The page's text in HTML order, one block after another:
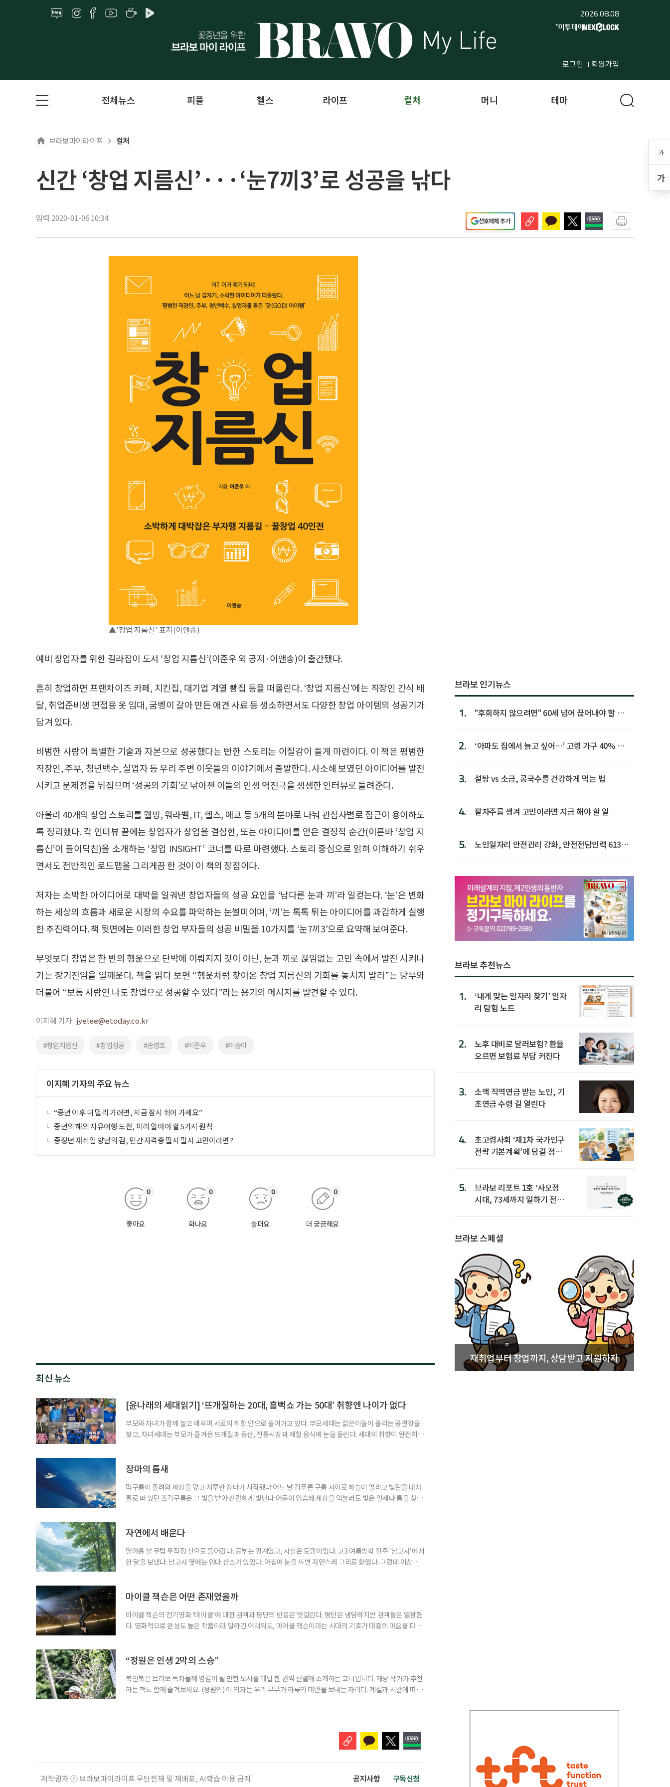
2026.08.08
로그인 회원가입
가
가
전체뉴스 피플 헬스 라이프 컬처 머니 테마
브라보마이라이프 컬처
신간 ‘창업 지름신’···‘눈7끼3’로 성공을 낚다
입력 2020-01-06 10:34 선호매체 추가
▲'창업 지름신' 표지(이앤송)
예비 창업자를 위한 길라잡이 도서 ‘창업 지름신’(이준우 외 공저·이앤송)이 출간됐다.
흔히 창업하면 프랜차이즈 카페, 치킨집, 대기업 계열 빵집 등을 떠올린다. ‘창업 지름신’에는 직장인 간식 배
달, 취업준비생 면접용 옷 임대, 굼벵이 갈아 만든 애견 사료 등 생소하면서도 다양한 창업 아이템의 성공기가
담겨 있다.
비범한 사람이 특별한 기술과 자본으로 성공했다는 빤한 스토리는 이질감이 들게 마련이다. 이 책은 평범한
직장인, 주부, 청년백수, 실업자 등 우리 주변 이웃들의 이야기에서 출발한다. 사소해 보였던 아이디어를 발전
시키고 문제점을 뒤집으며 ‘성공의 기회’로 낚아챈 이들의 인생 역전극을 생생한 인터뷰로 들려준다.
아울러 40개의 창업 스토리를 웰빙, 워라밸, IT, 헬스, 에코 등 5개의 분야로 나눠 관심사별로 접근이 용이하도
록 정리했다. 각 인터뷰 끝에는 창업자가 창업을 결심한, 또는 아이디어를 얻은 결정적 순간(이른바 ‘창업 지
름신’이 들이닥친)을 소개하는 ‘창업 INSIGHT’ 코너를 따로 마련했다. 스토리 중심으로 읽혀 이해하기 쉬우
면서도 전반적인 로드맵을 그리게끔 한 것이 이 책의 장점이다.
저자는 소박한 아이디어로 대박을 일궈낸 창업자들의 성공 요인을 ‘남다른 눈과 끼’라 일컫는다. ‘눈’은 변화
하는 세상의 흐름과 새로운 시장의 수요를 파악하는 눈썰미이며, ‘끼’는 톡톡 튀는 아이디어를 과감하게 실행
한 추진력이다. 책 뒷면에는 이러한 창업 부자들의 성공 비밀을 10가지를 ‘눈7끼3’으로 요약해 보여준다.
무엇보다 창업은 한 번의 행운으로 단박에 이뤄지지 것이 아닌, 눈과 끼로 끊임없는 고민 속에서 발전 시켜나
가는 장기전임을 일깨운다. 책을 읽다 보면 “행운처럼 찾아온 창업 지름신의 기회를 놓치지 말라”는 당부와
더불어 “보통 사람인 나도 창업으로 성공할 수 있다”라는 용기의 메시지를 발견할 수 있다.
이지혜 기자 jyelee@etoday.co.kr
#창업지름신 #창업성공 #송영조 #이준우 #이승아
이지혜 기자의 주요 뉴스
“중년 이후 더 멀리 가려면, 지금 잠시 쉬어 가세요”
중년의 해외 자유여행 도전, 미리 알아야 할 5가지 원칙
중장년 재취업 양날의 검, 민간 자격증 딸지 말지 고민이라면?
좋아요
0
화나요
0
슬퍼요
0
더 궁금해요
0
최신 뉴스
[윤나래의 세대읽기] ‘뜨개질하는 20대, 흠뻑쇼 가는 50대’ 취향엔 나이가 없다
부모와 자녀가 함께 놀고 배우며 서로의 취향 안으로 들어가고 있다. 부모세대는 젊은이들이 몰리는 공연장을
찾고, 자녀세대는 부모가 즐겨온 뜨개질과 등산, 전통시장과 제철 음식에 눈을 돌린다. 세대의 취향이 완전히
에 맞춰 뛰는 여름 축제는 오랫동안 젊은 층의 놀이터처럼 여겨졌다. 김 씨도 처음에는 “내가 가도 어색하
장마의 틈새
먹구름이 몰려와 세상을 덮고 지루한 장마가 시작됐다 어느 날 검푸른 구름 사이로 하늘이 열리고 빛길을 내자
홀로 떠 있던 조각구름은 그 빛을 받아 찬란하게 빛난다 어둠이 엄습해 세상을 억눌러도 빛은 언제나 틈을 찾아
자연에서 배운다
열아홉 살 무렵 무작정 산으로 들어갔다. 공부는 핑계였고, 사실은 도망이었다. 고3 여름방학 전주 ‘남고사’에서
한 달을 보냈다. 남고사 옆에는 엄마 산소가 있었다. 아침에 눈을 뜨면 자연스레 그리로 향했다. 그런데 이상하
람의 눈길이 없는 곳에서 비로소 나는 나를 제대로 들여다볼 수 있었다. 산에서 보낸 한 달
마이클 잭슨은 어떤 존재였을까
마이클 잭슨의 전기영화 ‘마이클’에 대한 관객과 평단의 반응은 엇갈린다. 평단은 냉담하지만 관객들은 열광한
다. 영화적으로 완성도 높은 작품이라 말하긴 어려워도, 마이클 잭슨이라는 시대의 기호가 대중의 마음을 파고
만 봐도 기대되는 작품이다. ‘보헤미안 랩소디’는 2018년 개봉 당시 무려 990만 관객을 동원했다. 싱어
“정원은 인생 2막의 스승”
북인북은 브라보 독자들께 영감이 될 만한 도서를 매달 한 권씩 선별해 소개하는 코너입니다. 해당 작가가 추천
하는 책도 함께 즐겨보세요. (정원의) 이 의자는 우리 부부가 하루의 태반을 보내는 자리다. 계절과 시간에 따라
저작권자 ⓒ 브라보마이라이프 무단전재 및 재배포, AI학습 이용 금지 공지사항 구독신청
브라보 인기뉴스
1.
"후회하지 않으려면" 60세 넘어 끊어내야 할 사
2.
‘아파도 집에서 늙고 싶어…’ 고령 가구 40% 노
3. 설탕 vs 소금, 콩국수를 건강하게 먹는 법
4. 팔자주름 생겨 고민이라면 지금 해야 할 일
5.
노인일자리 안전관리 강화, 안전전담인력 613명
브라보 추천뉴스
1.
‘내게 맞는 일자리 찾기’ 일자
리 탐험 노트
2.
노후 대비로 달러보험? 환율
오르면 보험료 부담 커진다
3.
소액 직역연금 받는 노인, 기
초연금 수령 길 열린다
4.
초고령사회 ‘제1차 국가인구
전략 기본계획’에 담길 정책
5.
브라보 리포트 1호 ‘사오정
시대, 73세까지 일하기 전략’
브라보 스페셜
재취업부터 창업까지, 상담받고 지원하자